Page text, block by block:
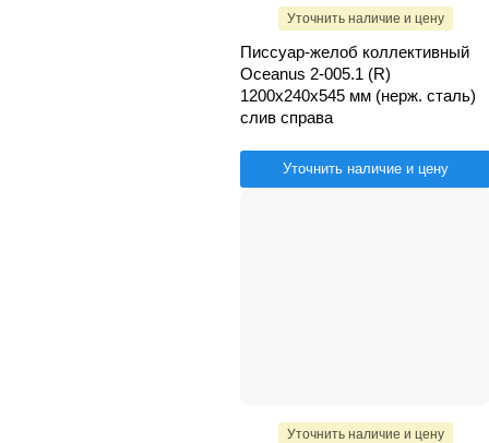
Уточнить наличие и цену
Писсуар-желоб коллективный
Oceanus 2-005.1 (R)
1200х240х545 мм (нерж. сталь)
слив справа
Уточнить наличие и цену
Уточнить наличие и цену